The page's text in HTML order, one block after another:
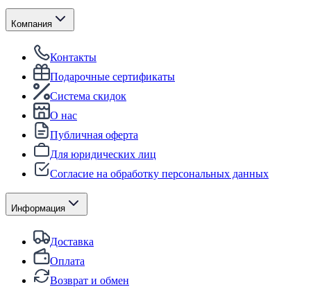
Компания
Контакты
Подарочные сертификаты
Система скидок
О нас
Публичная оферта
Для юридических лиц
Согласие на обработку персональных данных
Информация
Доставка
Оплата
Возврат и обмен